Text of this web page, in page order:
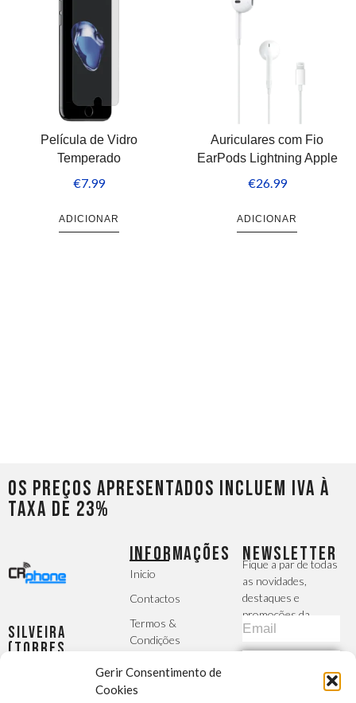
Gerir Consentimento de
Cookies
Película de Vidro
Temperado
€7.99
ADICIONAR
Auriculares com Fio
EarPods Lightning Apple
€26.99
ADICIONAR
Os preços apresentados incluem IVA à
taxa de 23%
Silveira
(Torres
INFORMAÇÕES
Inicio
Contactos
Termos &
Condições
Privacidade
NEWSLETTER
Fique a par de todas
as novidades,
destaques e
promoções da
CRphone
MÉTODOS DE